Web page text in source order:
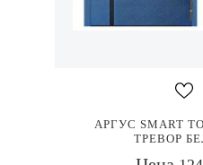
АРГУС SMART
ТРЕВОР